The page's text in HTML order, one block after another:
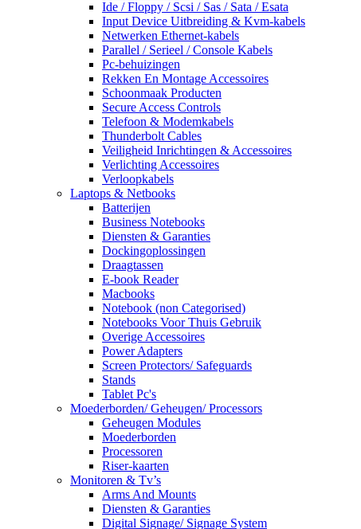
Ide / Floppy / Scsi / Sas / Sata / Esata
Input Device Uitbreiding & Kvm-kabels
Netwerken Ethernet-kabels
Parallel / Serieel / Console Kabels
Pc-behuizingen
Rekken En Montage Accessoires
Schoonmaak Producten
Secure Access Controls
Telefoon & Modemkabels
Thunderbolt Cables
Veiligheid Inrichtingen & Accessoires
Verlichting Accessoires
Verloopkabels
Laptops & Netbooks
Batterijen
Business Notebooks
Diensten & Garanties
Dockingoplossingen
Draagtassen
E-book Reader
Macbooks
Notebook (non Categorised)
Notebooks Voor Thuis Gebruik
Overige Accessoires
Power Adapters
Screen Protectors/ Safeguards
Stands
Tablet Pc's
Moederborden/ Geheugen/ Processors
Geheugen Modules
Moederborden
Processoren
Riser-kaarten
Monitoren & Tv’s
Arms And Mounts
Diensten & Garanties
Digital Signage/ Signage System